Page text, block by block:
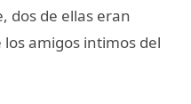
dos de ellas eran
amigos intimos del